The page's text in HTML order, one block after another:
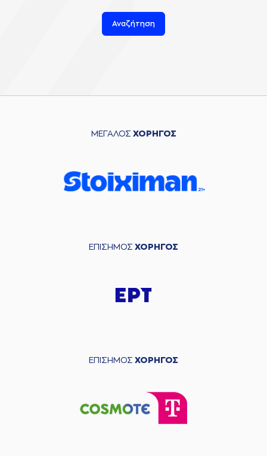
Αναζήτηση
ΜΕΓΑΛΟΣ ΧΟΡΗΓΟΣ
ΕΠΙΣΗΜΟΣ ΧΟΡΗΓΟΣ
ΕΠΙΣΗΜΟΣ ΧΟΡΗΓΟΣ